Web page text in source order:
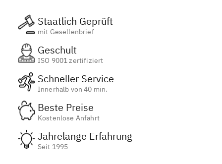
Staatlich Geprüft
mit Gesellenbrief
Geschult
ISO 9001 zertifiziert
Schneller Service
Innerhalb von 40 min.
Beste Preise
Kostenlose Anfahrt
Jahrelange Erfahrung
Seit 1995